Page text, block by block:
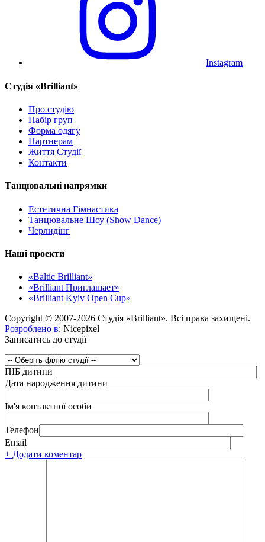
Instagram
Cтудія «Brilliant»
Про студію
Набір груп
Форма одягу
Партнерам
Життя Студії
Контакти
Танцювальні напрямки
Естетична Гімнастика
Танцювальне Шоу (Show Dance)
Черлидінг
Наші проекти
«Baltic Brilliant»
«Brilliant Приглашает»
«Brilliant Kyiv Open Cup»
Copyright © 2007-2026 Студія «Brilliant». Всі права захищені.
Розроблено в: Nicepixel
Записатись до студії
ПІБ дитини
Дата народження дитини
Ім'я контактної особи
Телефон
Email
+ Додати коментар